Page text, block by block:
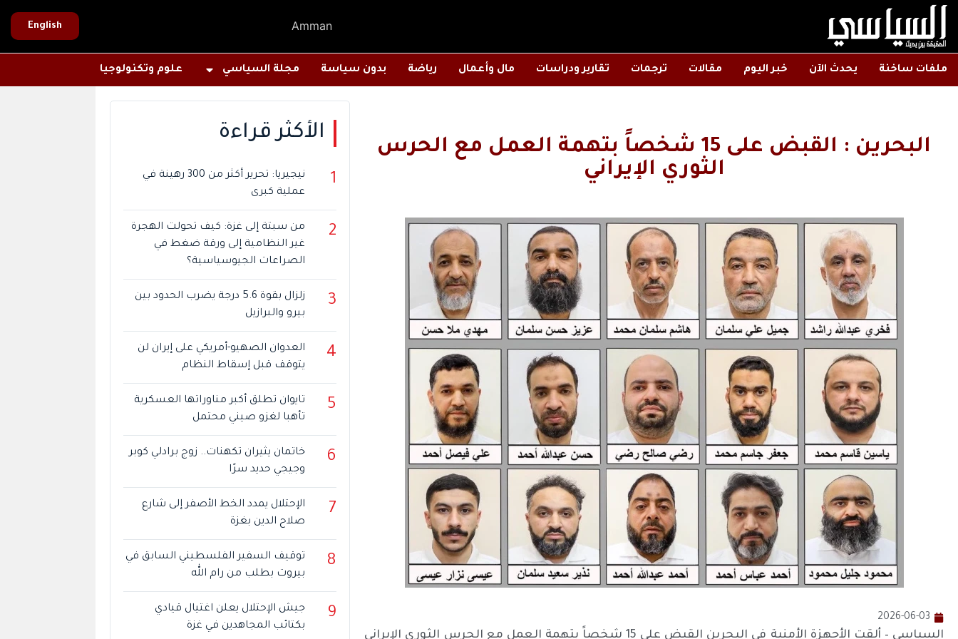
Amman
English
ملفات ساخنة يحدث الآن خبر اليوم مقالات ترجمات تقارير ودراسات مال وأعمال رياضة بدون سياسة مجلة السياسي علوم وتكنولوجيا
البحرين : القبض على 15 شخصاً بتهمة العمل مع الحرس
الثوري الإيراني
2026-06-03
السياسي – ألقت الأجهزة الأمنية في البحرين القبض على 15 شخصاً بتهمة العمل مع الحرس الثوري الإيراني
الأكثر قراءة
1
نيجيريا: تحرير أكثر من 300 رهينة في
عملية كبرى
2
من سبتة إلى غزة: كيف تحولت الهجرة
غير النظامية إلى ورقة ضغط في
الصراعات الجيوسياسية؟
3
زلزال بقوة 5.6 درجة يضرب الحدود بين
بيرو والبرازيل
4
العدوان الصهيو-أمريكي على إيران لن
يتوقف قبل إسقاط النظام
5
تايوان تطلق أكبر مناوراتها العسكرية
تأهبا لغزو صيني محتمل
6
خاتمان يثيران تكهنات.. زوج برادلي كوبر
وجيجي حديد سرًا
7
الإحتلال يمدد الخط الأصفر إلى شارع
صلاح الدين بغزة
8
توقيف السفير الفلسطيني السابق في
بيروت بطلب من رام الله
9
جيش الإحتلال يعلن اغتيال قيادي
بكتائب المجاهدين في غزة